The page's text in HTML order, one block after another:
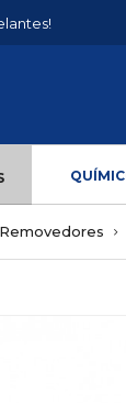
Removedores